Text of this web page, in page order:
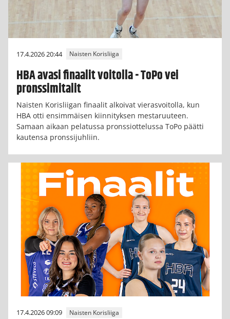
17.4.2026 20:44 Naisten Korisliiga
HBA avasi finaalit voitolla - ToPo vei
pronssimitalit
Naisten Korisliigan finaalit alkoivat vierasvoitolla, kun
HBA otti ensimmäisen kiinnityksen mestaruuteen.
Samaan aikaan pelatussa pronssiottelussa ToPo päätti
kautensa pronssijuhliin.
17.4.2026 09:09 Naisten Korisliiga